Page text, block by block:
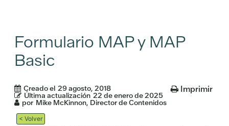
Formulario MAP y MAP
Basic
Creado el 29 agosto, 2018
Última actualización 22 de enero de 2025
por Mike McKinnon, Director de Contenidos
Imprimir
< Volver